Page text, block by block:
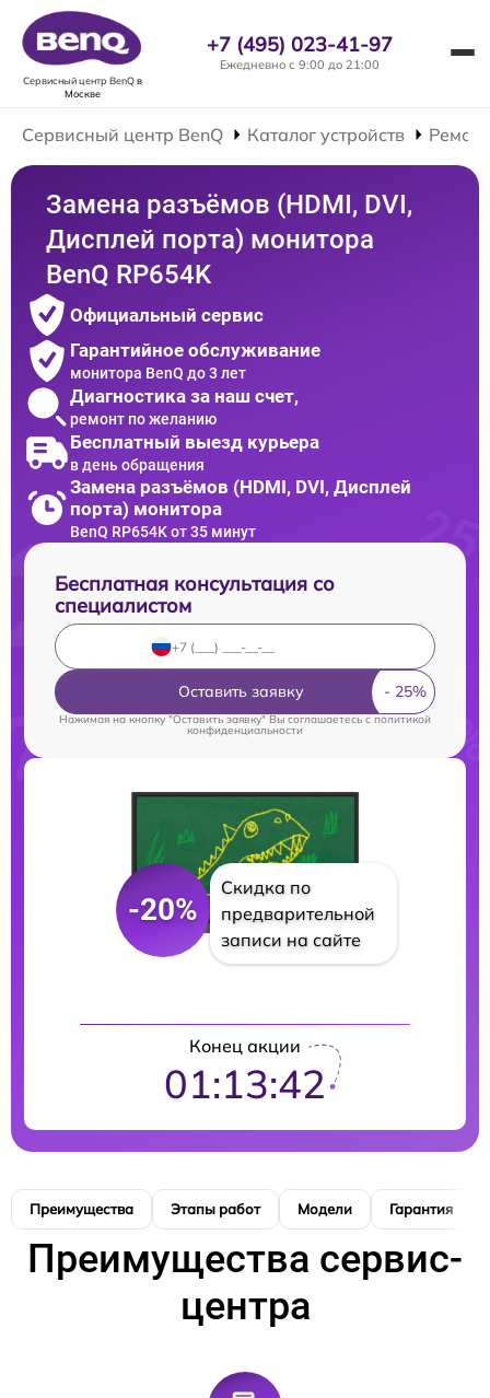
Сервисный центр BenQв
Москве
+7 (495) 023-41-97
Ежедневно с 9:00 до 21:00
Сервисный центр BenQ Каталог устройств
Замена разъёмов (HDMI, DVI,
Дисплей порта) монитора
BenQ RP654K
Официальный сервис
Гарантийное обслуживание
монитора BenQ до 3 лет
Диагностика за наш счет,
ремонт по желанию
Бесплатный выезд курьера
в день обращения
Замена разъёмов (HDMI, DVI, Дисплей
порта) монитора
BenQ RP654K от 35 минут
Бесплатная консультация со
специалистом
Оставить заявку
Нажимая на кнопку "Оставить заявку" Вы соглашаетесь cполитикой
конфиденциальности
-20%
Скидка по
предварительной
записи на сайте
Конец акции
01:13:41
Преимущества Этапы работ Модели Гарантия
Преимущества сервис-
центра